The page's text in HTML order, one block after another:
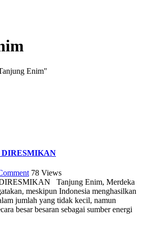
Enim"
78 Views
Tanjung Enim, Merdeka
meskipun Indonesia menghasilkan
jumlah yang tidak kecil, namun
besar­ besaran sebagai sumber energi